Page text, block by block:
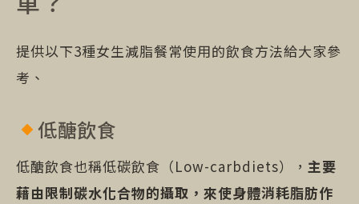
提供以下3種女生減脂餐常使用的飲食方法給大家參
考、
低醣飲食
低醣飲食也稱低碳飲食（Low-carbdiets）， 主要
藉由限制碳水化合物的攝取，來使身體消耗脂肪作